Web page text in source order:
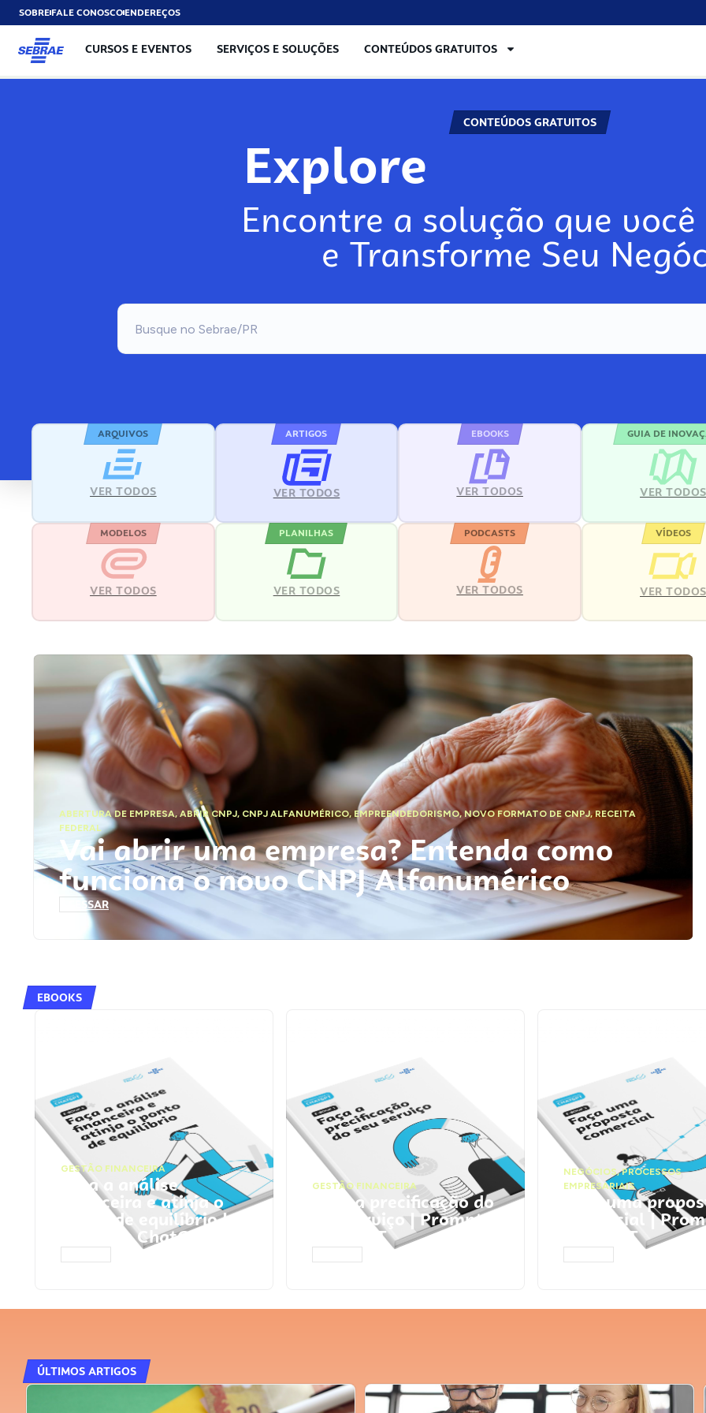
SOBREFALE CONOSCOENDEREÇOS
CURSOS E EVENTOS SERVIÇOS E SOLUÇÕES CONTEÚDOS GRATUITOS
CONTEÚDOS GRATUITOS
Explore
Encontre a solução que
e Transforme Seu
ARQUIVOS
VER TODOS
ARTIGOS
VER TODOS
EBOOKS
VER TODOS
GUIA DE
VER TODOS
MODELOS
VER TODOS
PLANILHAS
VER TODOS
PODCASTS
VER TODOS
VÍDEOS
VER TODOS
ABERTURA DE EMPRESA,ABRIR CNPJ, CNPJ ALFANUMÉRICO, EMPREENDEDORISMO,NOVO FORMATO DE CNPJ,RECEITA
FEDERAL
Vai abrir uma empresa? Entenda como
funciona o novo CNPJ Alfanumérico
ACESSAR
EBOOKS
GESTÃO FINANCEIRA
Faça a análise
financeira e atinja o
ponto de equilíbrio |
Prompts ChatGPT
GESTÃO FINANCEIRA
Faça a precificação do
seu serviço | Prompts
ChatGPT
NEGÓCIOS,PROCESSOS
EMPRESARIAIS
Faça uma
comercial |
ChatGPT
ÚLTIMOS ARTIGOS